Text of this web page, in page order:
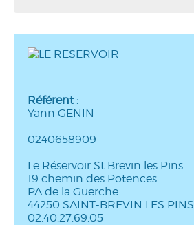
Référent :
Yann GENIN
0240658909
Le Réservoir St Brevin les Pins
19 chemin des Potences
PA de la Guerche
44250 SAINT-BREVIN LES PINS
02.40.27.69.05